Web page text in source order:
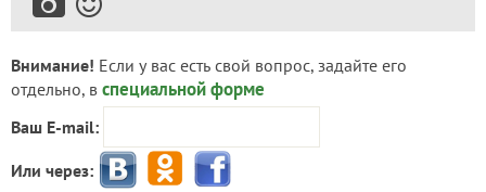
Внимание! Если у вас есть свой вопрос, задайте его
отдельно, в специальной форме
Ваш E-mail:
Или через: